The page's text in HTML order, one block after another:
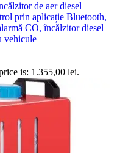
de aer diesel
prin aplicație Bluetooth,
CO, încălzitor diesel
vehicule
is: 1.355,00 lei.